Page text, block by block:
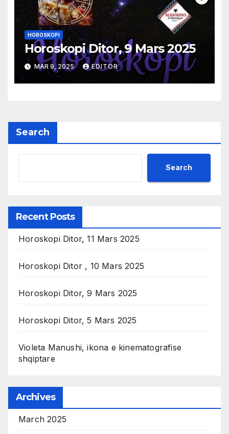
HOROSKOPI
Horoskopi Ditor, 9 Mars 2025
MAR 9, 2025 EDITOR
Search
Search
Recent Posts
Horoskopi Ditor, 11 Mars 2025
Horoskopi Ditor , 10 Mars 2025
Horoskopi Ditor, 9 Mars 2025
Horoskopi Ditor, 5 Mars 2025
Violeta Manushi, ikona e kinematografise
shqiptare
Archives
March 2025